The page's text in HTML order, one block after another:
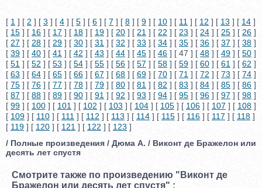
[ 1 ] [ 2 ] [ 3 ] [ 4 ] [ 5 ] [ 6 ] [ 7 ] [ 8 ] [ 9 ] [ 10 ] [ 11 ] [ 12 ] [ 13 ] [ 14 ]
[ 15 ] [ 16 ] [ 17 ] [ 18 ] [ 19 ] [ 20 ] [ 21 ] [ 22 ] [ 23 ] [ 24 ] [ 25 ] [ 26 ]
[ 27 ] [ 28 ] [ 29 ] [ 30 ] [ 31 ] [ 32 ] [ 33 ] [ 34 ] [ 35 ] [ 36 ] [ 37 ] [ 38 ]
[ 39 ] [ 40 ] [ 41 ] [ 42 ] [ 43 ] [ 44 ] [ 45 ] [ 46 ] [ 47 ] [ 48 ] [ 49 ] [ 50 ]
[ 51 ] [ 52 ] [ 53 ] [ 54 ] [ 55 ] [ 56 ] [ 57 ] [ 58 ] [ 59 ] [ 60 ] [ 61 ] [ 62 ]
[ 63 ] [ 64 ] [ 65 ] [ 66 ] [ 67 ] [ 68 ] [ 69 ] [ 70 ] [ 71 ] [ 72 ] [ 73 ] [ 74 ]
[ 75 ] [ 76 ] [ 77 ] [ 78 ] [ 79 ] [ 80 ] [ 81 ] [ 82 ] [ 83 ] [ 84 ] [ 85 ] [ 86 ]
[ 87 ] [ 88 ] [ 89 ] [ 90 ] [ 91 ] [ 92 ] [ 93 ] [ 94 ] [ 95 ] [ 96 ] [ 97 ] [ 98 ]
[ 99 ] [ 100 ] [ 101 ] [ 102 ] [ 103 ] [ 104 ] [ 105 ] [ 106 ] [ 107 ] [ 108 ]
[ 109 ] [ 110 ] [ 111 ] [ 112 ] [ 113 ] [ 114 ] [ 115 ] [ 116 ] [ 117 ] [ 118 ]
[ 119 ] [ 120 ] [ 121 ] [ 122 ] [ 123 ]
/ Полные произведения / Дюма А. / Виконт де Бражелон или
десять лет спустя
Смотрите также по произведению "Виконт де
Бражелон или десять лет спустя" :